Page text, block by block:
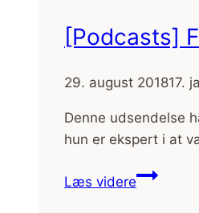
[Podcasts]
29. august 201817.
Denne udsendelse
hun er ekspert i at
Læs videre[Podcasts]